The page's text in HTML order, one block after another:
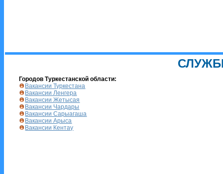
Городов Туркестанской области:
Вакансии Туркестана
Вакансии Ленгера
Вакансии Жетысая
Вакансии Чардары
Вакансии Сарыагаша
Вакансии Арыса
Вакансии Кентау